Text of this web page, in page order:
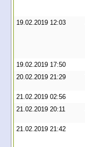
19.02.2019 12:03
19.02.2019 17:50
20.02.2019 21:29
21.02.2019 02:56
21.02.2019 20:11
21.02.2019 21:42